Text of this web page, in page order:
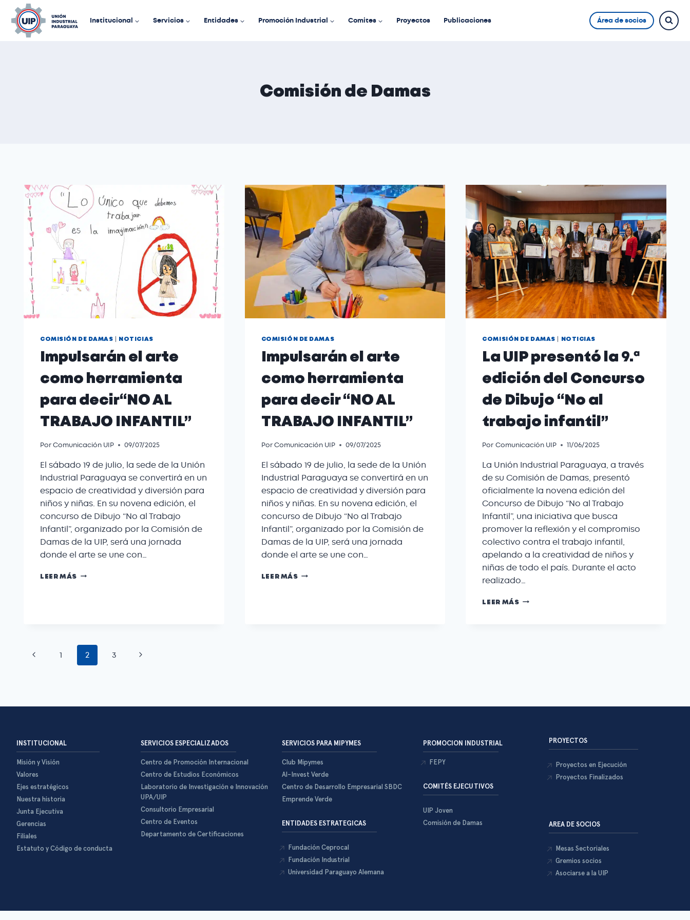
Institucional Servicios Entidades Promoción Industrial Comites Proyectos Publicaciones Área de socios
Comisión de Damas
COMISIÓN DE DAMAS NOTICIAS
Impulsarán el arte
como herramienta
para decir“NO AL
TRABAJO INFANTIL”
PorComunicación UIP 09/07/2025
El sábado 19 de julio, la sede de la Unión
Industrial Paraguaya se convertirá en un
espacio de creatividad y diversión para
niños y niñas. En su novena edición, el
concurso de Dibujo “No al Trabajo
Infantil”, organizado por la Comisión de
Damas de la UIP, será una jornada
donde el arte se une con…
LEER MÁS
COMISIÓN DE DAMAS
Impulsarán el arte
como herramienta
para decir “NO AL
TRABAJO INFANTIL”
PorComunicación UIP 09/07/2025
El sábado 19 de julio, la sede de la Unión
Industrial Paraguaya se convertirá en un
espacio de creatividad y diversión para
niños y niñas. En su novena edición, el
concurso de Dibujo “No al Trabajo
Infantil”, organizado por la Comisión de
Damas de la UIP, será una jornada
donde el arte se une con…
LEER MÁS
COMISIÓN DE DAMAS NOTICIAS
La UIP presentó la 9.ª
edición del Concurso
de Dibujo “No al
trabajo infantil”
Por Comunicación UIP 11/06/2025
La Unión Industrial Paraguaya, a través
de su Comisión de Damas, presentó
oficialmente la novena edición del
Concurso de Dibujo “No al Trabajo
Infantil”, una iniciativa que busca
promover la reflexión y el compromiso
colectivo contra el trabajo infantil,
apelando a la creatividad de niños y
niñas de todo el país. Durante el acto
realizado…
LEER MÁS
1 2 3
INSTITUCIONAL
Misión y Visión
Valores
Ejes estratégicos
Nuestra historia
Junta Ejecutiva
Gerencias
Filiales
Estatuto y Código de conducta
SERVICIOS ESPECIALIZADOS
Centro de Promoción Internacional
Centro de Estudios Económicos
Laboratorio de Investigación e Innovación
UPA/UIP
Consultorio Empresarial
Centro de Eventos
Departamento de Certificaciones
SERVICIOS PARA MIPYMES
Club Mipymes
Al-Invest Verde
Centro de Desarrollo Empresarial SBDC
Emprende Verde
ENTIDADES ESTRATEGICAS
Fundación Ceprocal
Fundación Industrial
Universidad Paraguayo Alemana
PROMOCION INDUSTRIAL
FEPY
COMITÉS EJECUTIVOS
UIP Joven
Comisión de Damas
PROYECTOS
Proyectos en Ejecución
Proyectos Finalizados
AREA DE SOCIOS
Mesas Sectoriales
Gremios socios
Asociarse a la UIP